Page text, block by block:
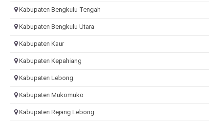
Kabupaten Bengkulu Tengah
Kabupaten Bengkulu Utara
Kabupaten Kaur
Kabupaten Kepahiang
Kabupaten Lebong
Kabupaten Mukomuko
Kabupaten Rejang Lebong